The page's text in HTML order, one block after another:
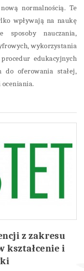
normalnością. Te
wpływają na naukę
sposoby nauczania,
wykorzystania
edukacyjnych
do oferowania stałej,
oceniania.
z zakresu
kształcenie i